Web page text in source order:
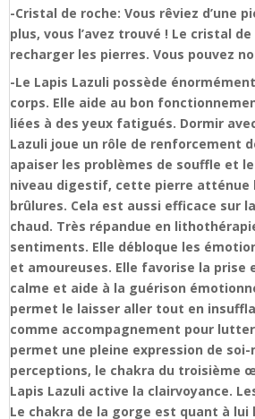
-Cristal de roche: Vous rêviez d’une
plus, vous l’avez trouvé ! Le cristal
recharger les pierres. Vous pouvez
-Le Lapis Lazuli possède
corps. Elle aide au bon
liées à des yeux fatigués. Dormir
Lazuli joue un rôle de renforcement
apaiser les problèmes de souffle et
niveau digestif, cette pierre atténue
brûlures. Cela est aussi efficace sur
chaud. Très répandue en
sentiments. Elle débloque les
et amoureuses. Elle favorise la prise
calme et aide à la guérison
permet le laisser aller tout en
comme accompagnement pour
permet une pleine expression de
perceptions, le chakra du troisième
Lapis Lazuli active la clairvoyance.
Le chakra de la gorge est quant à